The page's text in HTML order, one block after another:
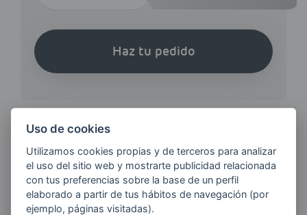
Haz tu pedido
¿QUIERES ESTAR AL DÍA DE
LAS
ÚLTIMAS NOVEDADES?
Uso de cookies
Utilizamos cookies propias y de terceros para analizar
el uso del sitio web y mostrarte publicidad relacionada
con tus preferencias sobre la base de un perfil
elaborado a partir de tus hábitos de navegación (por
ejemplo, páginas visitadas).